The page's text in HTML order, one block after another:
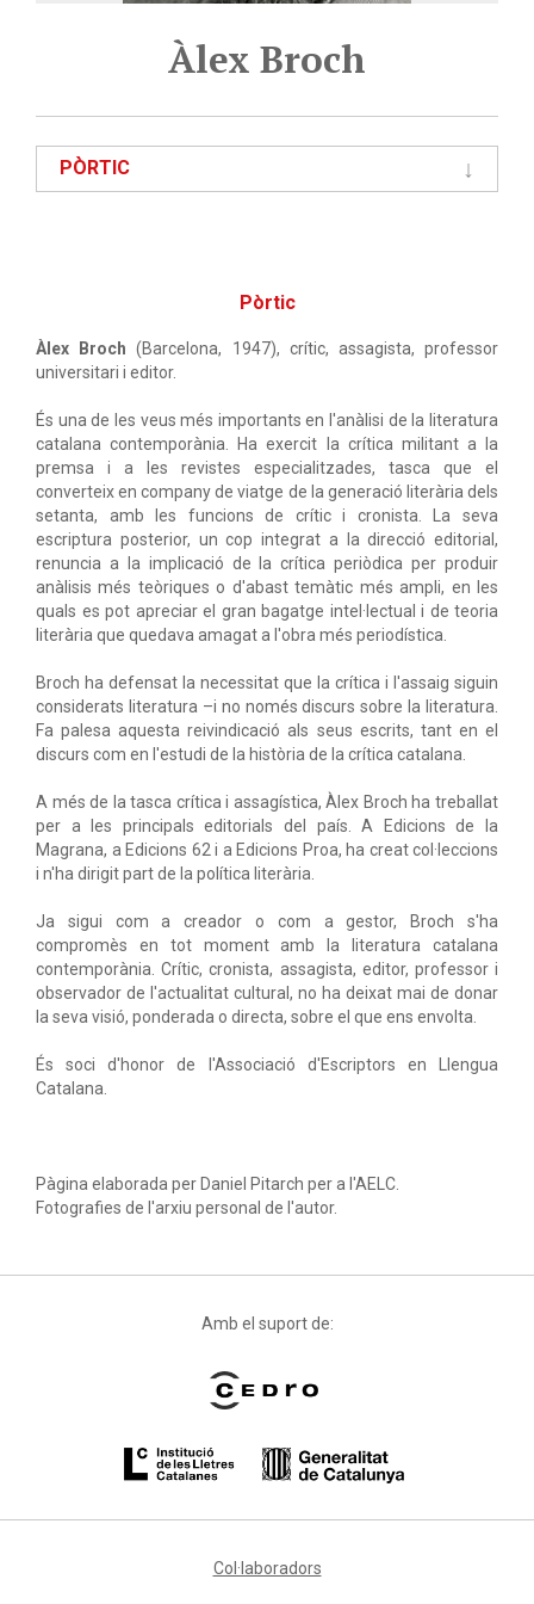
Àlex Broch
PÒRTIC
Pòrtic
Àlex Broch (Barcelona, 1947), crític, assagista, professor
universitari i editor.
És una de les veus més importants en l'anàlisi de la literatura
catalana contemporània. Ha exercit la crítica militant a la
premsa i a les revistes especialitzades, tasca que el
converteix en company de viatge de la generació literària dels
setanta, amb les funcions de crític i cronista. La seva
escriptura posterior, un cop integrat a la direcció editorial,
renuncia a la implicació de la crítica periòdica per produir
anàlisis més teòriques o d'abast temàtic més ampli, en les
quals es pot apreciar el gran bagatge intel·lectual i de teoria
literària que quedava amagat a l'obra més periodística.
Broch ha defensat la necessitat que la crítica i l'assaig siguin
considerats literatura –i no només discurs sobre la literatura.
Fa palesa aquesta reivindicació als seus escrits, tant en el
discurs com en l'estudi de la història de la crítica catalana.
A més de la tasca crítica i assagística, Àlex Broch ha treballat
per a les principals editorials del país. A Edicions de la
Magrana, a Edicions 62 i a Edicions Proa, ha creat col·leccions
i n'ha dirigit part de la política literària.
Ja sigui com a creador o com a gestor, Broch s'ha
compromès en tot moment amb la literatura catalana
contemporània. Crític, cronista, assagista, editor, professor i
observador de l'actualitat cultural, no ha deixat mai de donar
la seva visió, ponderada o directa, sobre el que ens envolta.
És soci d'honor de l'Associació d'Escriptors en Llengua
Catalana.
Pàgina elaborada per Daniel Pitarch per a l'AELC.
Fotografies de l'arxiu personal de l'autor.
Amb el suport de:
Col·laboradors